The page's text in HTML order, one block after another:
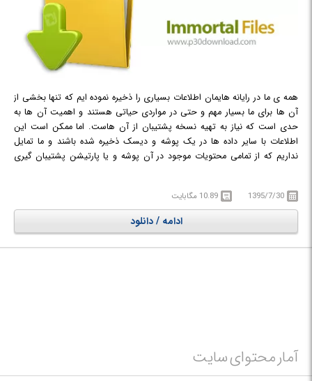
همه ی ما در رایانه هایمان اطلاعات بسیاری را ذخیره نموده ایم که تنها بخشی از
آن ها برای ما بسیار مهم و حتی در مواردی حیاتی هستند و اهمیت آن ها به
حدی است که نیاز به تهیه نسخه پشتیبان از آن هاست. اما ممکن است این
اطلاعات با سایر داده ها در یک پوشه و دیسک ذخیره شده باشند و ما تمایل
نداریم که از تمامی محتویات موجود در آن پوشه و یا پارتیشن پشتیبان گیری
دلخواهشان را عرضه می کند و بعلاوه به آن ها اجازه می دهد نسخه پشتیبان
ساخته شده را در سیستم خود، سرویس های ابری و یا ریموت مانند Google
Drive ،Cloud Storage ،Dropbox ،FTP ،SFTP ،WebDAV و OpenStack ذخیره
کنند.
1395/7/30 10.89 مگابایت
ادامه / دانلود
آمار محتوای سایت